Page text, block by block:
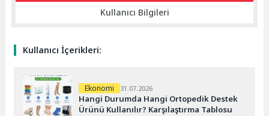
Kullanıcı Bilgileri
Kullanıcı İçerikleri:
Ekonomi 31.07.2026
Hangi Durumda Hangi Ortopedik Destek
Ürünü Kullanılır? Karşılaştırma Tablosu